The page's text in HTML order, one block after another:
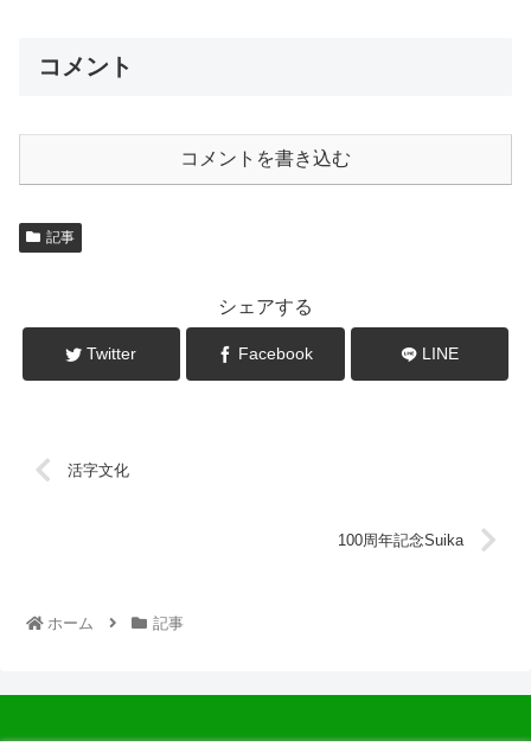
コメント
コメントを書き込む
記事
シェアする
Twitter Facebook LINE
活字文化
100周年記念Suika
ホーム 記事